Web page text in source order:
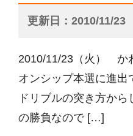
更新日 2010/11/23
2010/11/23（火） か
オンシップ本選に進
ドリブルの突き方か
の勝負なので […]